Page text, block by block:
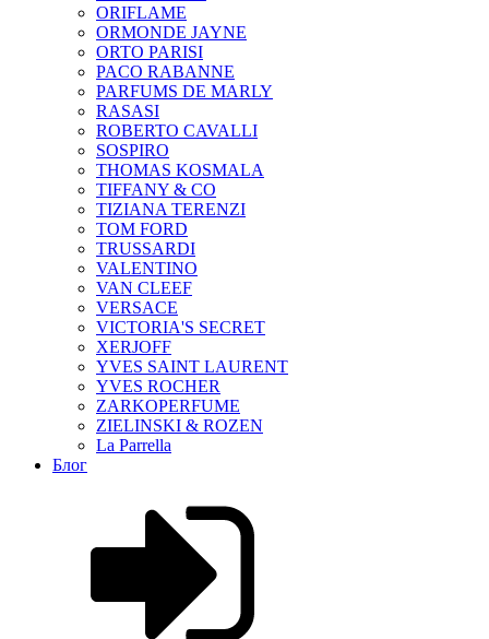
ORIFLAME
ORMONDE JAYNE
ORTO PARISI
PACO RABANNE
PARFUMS DE MARLY
RASASI
ROBERTO CAVALLI
SOSPIRO
THOMAS KOSMALA
TIFFANY & CO
TIZIANA TERENZI
TOM FORD
TRUSSARDI
VALENTINO
VAN CLEEF
VERSACE
VICTORIA'S SECRET
XERJOFF
YVES SAINT LAURENT
YVES ROCHER
ZARKOPERFUME
ZIELINSKI & ROZEN
La Parrella
Блог